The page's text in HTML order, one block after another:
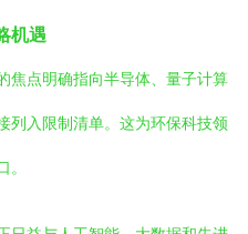
机遇
焦点明确指向半导体、量子计算
列入限制清单。这为环保科技领